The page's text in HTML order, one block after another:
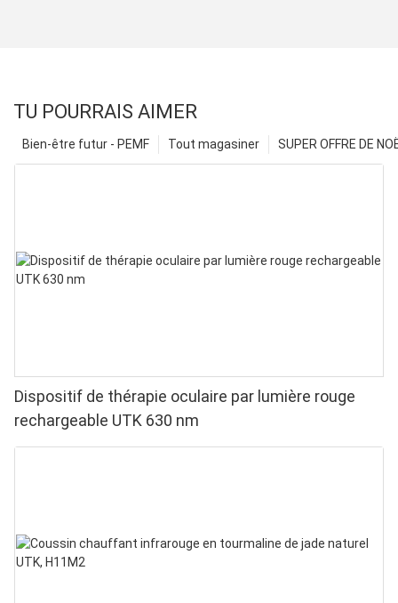
TU POURRAIS AIMER
SUPER OFFRE DE
Tout magasiner
Bien-être futur - PEMF
Dispositif de thérapie oculaire par lumière rouge
rechargeable UTK 630 nm